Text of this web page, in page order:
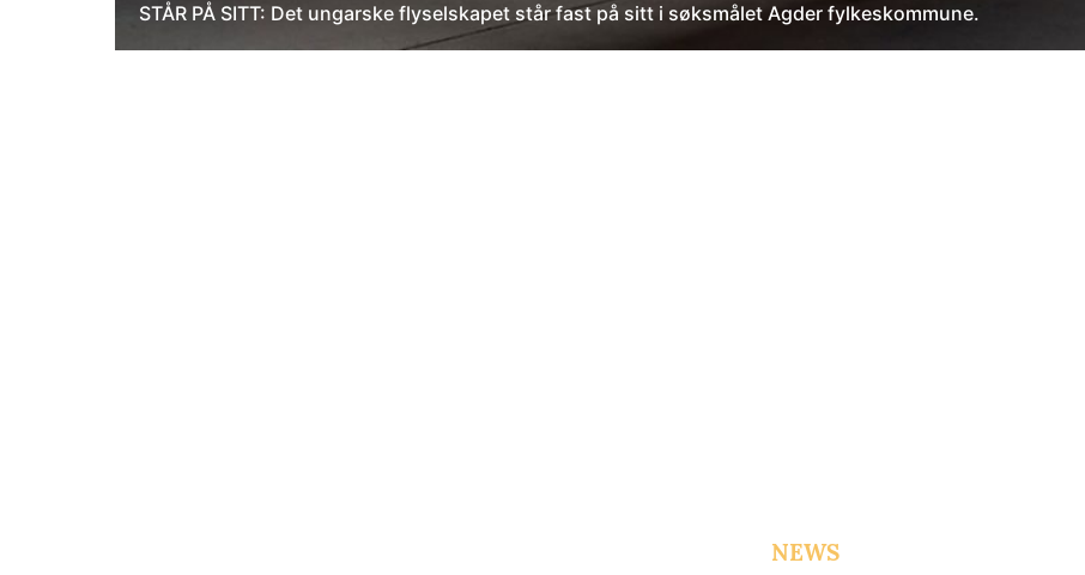
STÅR PÅ SITT: Det ungarske flyselskapet står fast på sitt i søksmålet Agder fylkeskommune.
NEWS